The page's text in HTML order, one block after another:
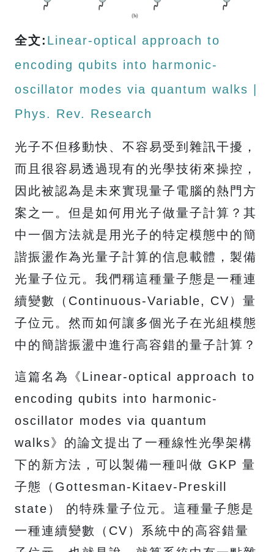
全文: Linear-optical approach to
encoding qubits into harmonic-
oscillator modes via quantum walks |
Phys. Rev. Research
光子不但移動快、不容易受到雜訊干擾，
而且很容易透過現有的光學技術來操控，
因此被認為是未來實現量子電腦的熱門方
案之一。但是如何用光子做量子計算？其
中一個方法就是用光子的特定模態中的簡
諧振盪作為光量子計算的信息載體，製備
光量子位元。我們稱這種量子態是一種連
續變數（Continuous-Variable, CV）量
子位元。然而如何讓多個光子在光組模態
中的簡諧振盪中進行高容錯的量子計算？
這篇名為《Linear-optical approach to
encoding qubits into harmonic-
oscillator modes via quantum
walks》的論文提出了一種線性光學架構
下的新方法，可以製備一種叫做 GKP 量
子態（Gottesman-Kitaev-Preskill
state） 的特殊量子位元。這種量子態是
一種連續變數（CV）系統中的高容錯量